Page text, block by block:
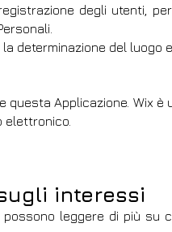
degli utenti,
del luogo
Applicazione. Wix
elettronico.
interessi
leggere di più su